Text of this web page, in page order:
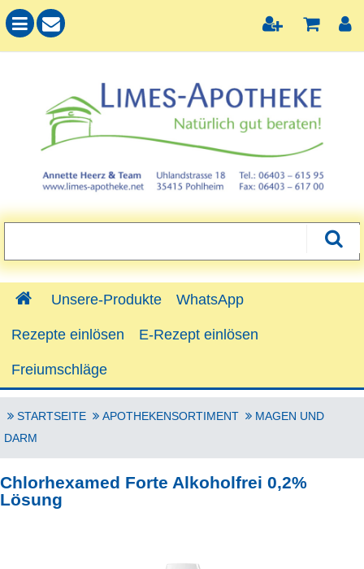
Unsere-Produkte WhatsApp
Rezepte einlösen E-Rezept einlösen
Freiumschläge
STARTSEITE APOTHEKENSORTIMENT
MAGEN UND
DARM
Chlorhexamed Forte Alkoholfrei 0,2%
Lösung